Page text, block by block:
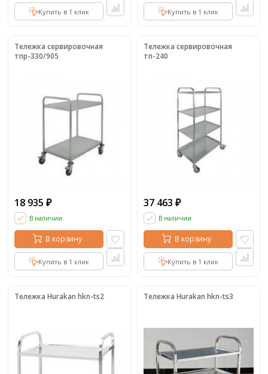
Купить в 1 клик Купить в 1 клик
Тележка сервировочная
тпр-330/905
18 935 ₽
В наличии
В корзину
Купить в 1 клик
Тележка сервировочная
тп-240
37 463 ₽
В наличии
В корзину
Купить в 1 клик
Тележка Hurakan hkn-ts2 Тележка Hurakan hkn-ts3